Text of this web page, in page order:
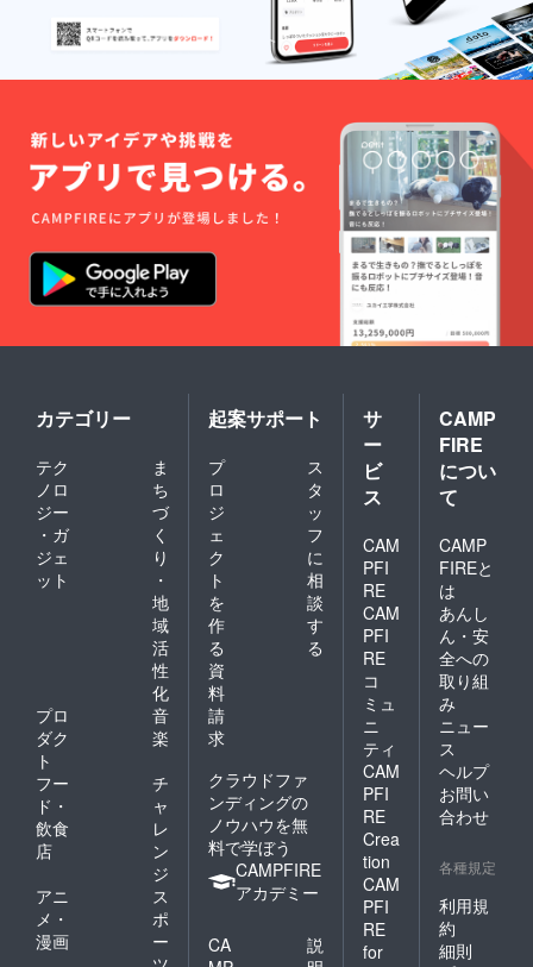
ござい
ます
が、品
質に問
せん。
さい。
【配送
につい
て】 ・
冷蔵便
けしま
す。一
部商品
は真空
パック
でお届
けする
場合が
ござい
※「冷
凍」が
ご希望
は備考
欄に記
載くだ
さい。
・到着
しまし
たらお
お召し
上がり
くださ
い。 ・
12月下
旬のお
届け予
定で
す。 ・
お肉の
重なっ
た部分
が黒く
変色し
ている
場合が
ます
質に問
題はご
ざいま
せん。
カテゴリー
テク
ノロ
ジー
・ガ
ジェ
ット
ま
ち
づ
く
り
・
地
域
活
性
化
プロ
ダク
ト
音
楽
フー
ド・
飲食
店
チ
ャ
レ
ン
ジ
アニ
メ・
漫画
ス
ポ
ー
起案サポート
プ
ロ
ジ
ェ
ク
ト
を
作
る
ス
タ
ッ
フ
に
相
談
す
る
資
料
請
求
クラウドファ
ンディングの
ノウハウを無
料で学ぼう
CAMPFIRE
アカデミー
CA
説
サ
ー
ビ
ス
CAM
PFI
RE
CAM
PFI
RE
コ
ミュ
ニ
ティ
CAM
PFI
RE
Crea
tion
CAM
PFI
RE
for
CAMP
FIRE
につい
て
CAMP
FIREと
は
あんし
ん・安
全への
取り組
み
ニュー
ス
ヘルプ
お問い
合わせ
各種規定
利用規
約
細則